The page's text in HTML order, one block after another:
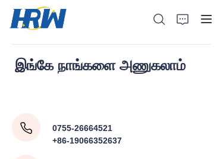
இங்கே நாங்களை அணுகலாம்
0755-26664521
+86-19066352637
தயாரிப்பு வகை